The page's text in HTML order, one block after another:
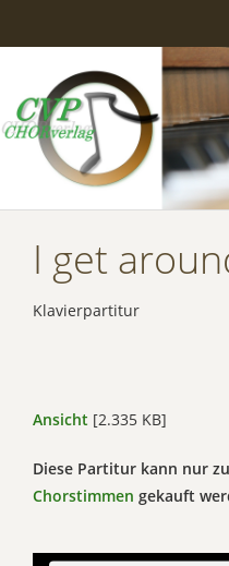
I get
Klavierpartitur
Ansicht [2.335 KB]
Diese Partitur kann nur
Chorstimmen gekauft